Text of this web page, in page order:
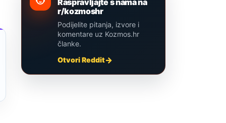
r/kozmoshr
Podijelite pitanja, izvore i
komentare uz Kozmos.hr
članke.
Otvori Reddit